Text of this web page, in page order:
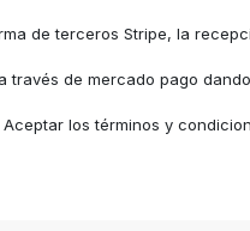
de terceros Stripe, la
de mercado pago
los términos y